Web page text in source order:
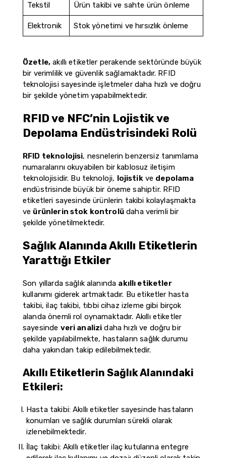
Tekstil Ürün takibi ve sahte ürün önleme
Elektronik Stok yönetimi ve hırsızlık önleme
Özetle, akıllı etiketler perakende sektöründe büyük
bir verimlilik ve güvenlik sağlamaktadır. RFID
teknolojisi sayesinde işletmeler daha hızlı ve doğru
bir şekilde yönetim yapabilmektedir.
RFID ve NFC’nin Lojistik ve
Depolama Endüstrisindeki Rolü
RFID teknolojisi, nesnelerin benzersiz tanımlama
numaralarını okuyabilen bir kablosuz iletişim
teknolojisidir. Bu teknoloji, lojistikve depolama
endüstrisinde büyük bir öneme sahiptir. RFID
etiketleri sayesinde ürünlerin takibi kolaylaşmakta
ve ürünlerin stok kontrolüdaha verimli bir
şekilde yönetilmektedir.
Sağlık Alanında Akıllı Etiketlerin
Yarattığı Etkiler
Son yıllarda sağlık alanında akıllı etiketler
kullanımı giderek artmaktadır. Bu etiketler hasta
takibi, ilaç takibi, tıbbi cihaz izleme gibi birçok
alanda önemli rol oynamaktadır. Akıllı etiketler
sayesinde veri analizi daha hızlı ve doğru bir
şekilde yapılabilmekte, hastaların sağlık durumu
daha yakından takip edilebilmektedir.
Akıllı Etiketlerin Sağlık Alanındaki
Etkileri:
Hasta takibi: Akıllı etiketler sayesinde hastaların
konumları ve sağlık durumları sürekli olarak
izlenebilmektedir.
İlaç takibi: Akıllı etiketler ilaç kutularına entegre